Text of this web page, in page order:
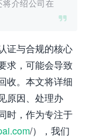

将介绍公司在
证与合规的核心
求，可能会导致
收。本文将详细
原因、处理办
时，作为专注于
/），我们